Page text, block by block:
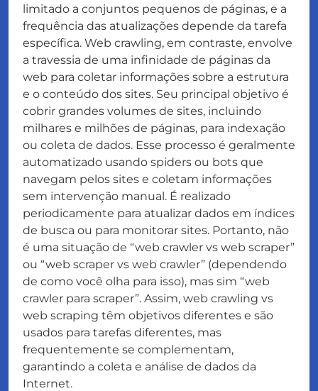
limitado a conjuntos pequenos de páginas, e a
frequência das atualizações depende da tarefa
específica. Web crawling, em contraste, envolve
a travessia de uma infinidade de páginas da
web para coletar informações sobre a estrutura
e o conteúdo dos sites. Seu principal objetivo é
cobrir grandes volumes de sites, incluindo
milhares e milhões de páginas, para indexação
ou coleta de dados. Esse processo é geralmente
automatizado usando spiders ou bots que
navegam pelos sites e coletam informações
sem intervenção manual. É realizado
periodicamente para atualizar dados em índices
de busca ou para monitorar sites. Portanto, não
é uma situação de “web crawler vs web scraper”
ou “web scraper vs web crawler” (dependendo
de como você olha para isso), mas sim “web
crawler para scraper”. Assim, web crawling vs
web scraping têm objetivos diferentes e são
usados para tarefas diferentes, mas
frequentemente se complementam,
garantindo a coleta e análise de dados da
Internet.